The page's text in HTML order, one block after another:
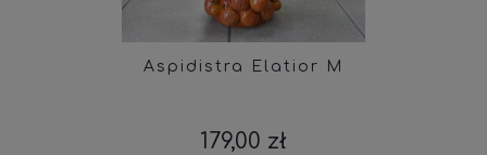
Aspidistra Elatior M
179,00 zł